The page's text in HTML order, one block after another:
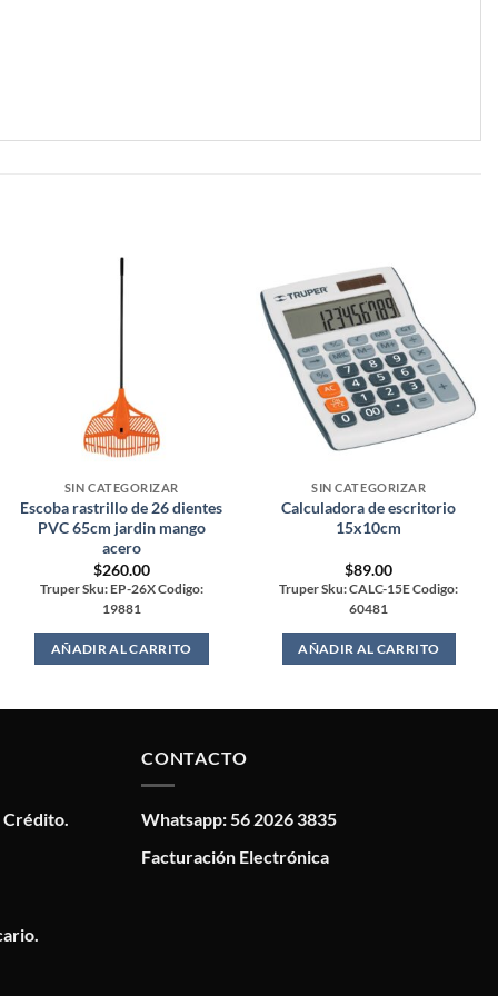
SIN CATEGORIZAR
Escoba rastrillo de 26 dientes
PVC 65cm jardin mango
acero
$260.00
Truper Sku: EP-26X Codigo:
19881
AÑADIR AL CARRITO
SIN CATEGORIZAR
Calculadora de escritorio
15x10cm
$89.00
Truper Sku: CALC-15E Codigo:
60481
AÑADIR AL CARRITO
CONTACTO
Whatsapp: 56 2026 3835
Facturación Electrónica